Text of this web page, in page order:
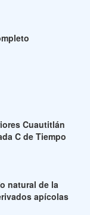
Cuautitlán
C de Tiempo
natural de la
apícolas